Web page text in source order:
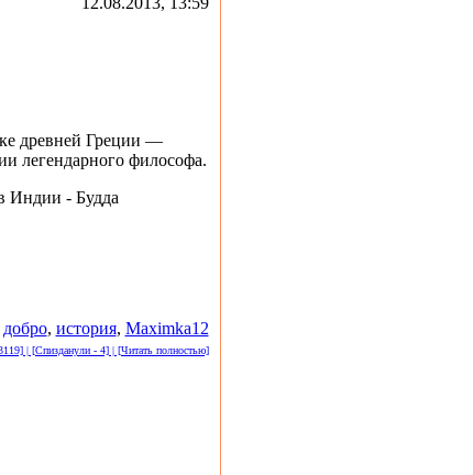
древней Греции —
легендарного философа.
Индии - Будда
добро, история, Maximka12
| [Спизданули - 4] | [Читать полностью]